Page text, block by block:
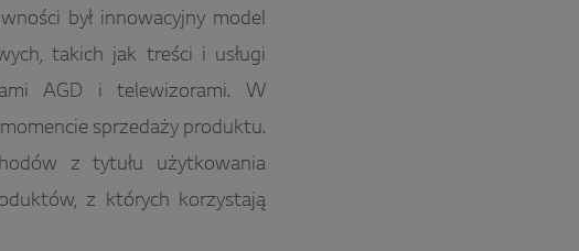
był innowacyjny model
takich jak treści i usługi
AGD i telewizorami. W
sprzedaży produktu.
z tytułu użytkowania
z których korzystają